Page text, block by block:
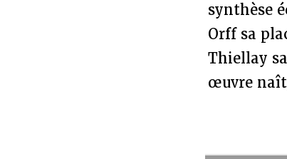
synthèse
Orff sa
Thiellay
œuvre